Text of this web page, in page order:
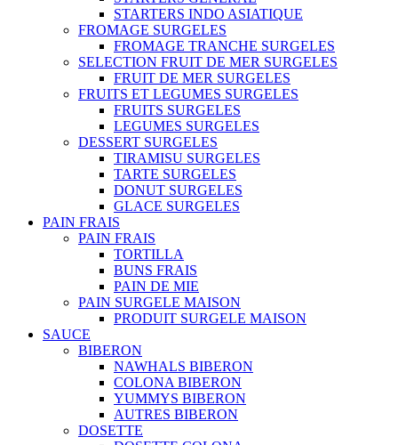
STARTERS INDO ASIATIQUE
FROMAGE SURGELES
FROMAGE TRANCHE SURGELES
SELECTION FRUIT DE MER SURGELES
FRUIT DE MER SURGELES
FRUITS ET LEGUMES SURGELES
FRUITS SURGELES
LEGUMES SURGELES
DESSERT SURGELES
TIRAMISU SURGELES
TARTE SURGELES
DONUT SURGELES
GLACE SURGELES
PAIN FRAIS
PAIN FRAIS
TORTILLA
BUNS FRAIS
PAIN DE MIE
PAIN SURGELE MAISON
PRODUIT SURGELE MAISON
SAUCE
BIBERON
NAWHALS BIBERON
COLONA BIBERON
YUMMYS BIBERON
AUTRES BIBERON
DOSETTE